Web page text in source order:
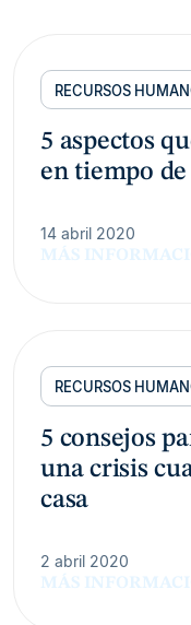
RECURSOS
5 aspectos
en tiempo
14 abril 2020
MÁS
RECURSOS
5 consejos
una crisis
casa
2 abril 2020
MÁS